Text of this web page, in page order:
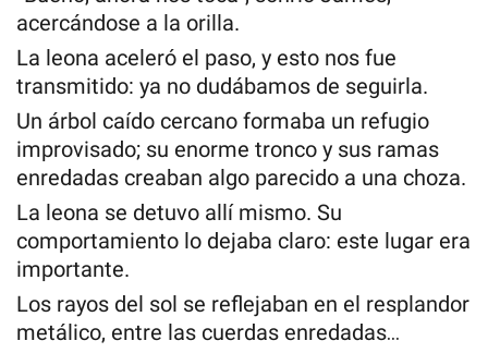
acercándose a la orilla.
La leona aceleró el paso, y esto nos fue
transmitido: ya no dudábamos de seguirla.
Un árbol caído cercano formaba un refugio
improvisado; su enorme tronco y sus ramas
enredadas creaban algo parecido a una choza.
La leona se detuvo allí mismo. Su
comportamiento lo dejaba claro: este lugar era
importante.
Los rayos del sol se reflejaban en el resplandor
metálico, entre las cuerdas enredadas…